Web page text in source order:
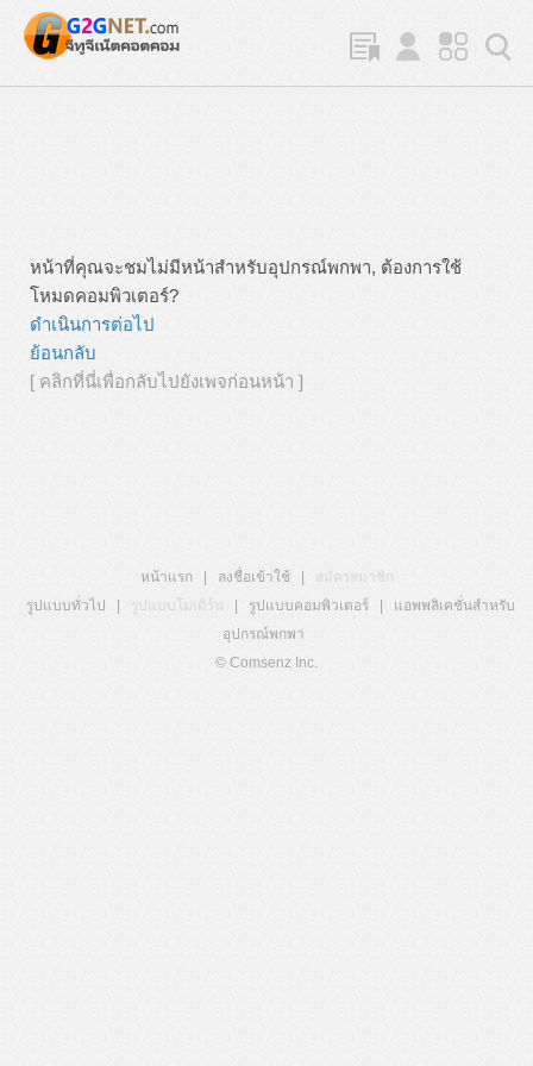
หน้าที่คุณจะชมไม่มีหน้าสำหรับอุปกรณ์พกพา, ต้องการใช้
โหมดคอมพิวเตอร์?
ดำเนินการต่อไป
ย้อนกลับ
[ คลิกที่นี่เพื่อกลับไปยังเพจก่อนหน้า ]
หน้าแรก ลงชื่อเข้าใช้
สมัครสมาชิก
รูปแบบทั่วไป
รูปแบบโมเดิร์น รูปแบบคอมพิวเตอร์
แอพพลิเคชั่นสำหรับ
อุปกรณ์พกพา
© Comsenz Inc.